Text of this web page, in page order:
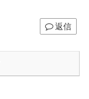
返信